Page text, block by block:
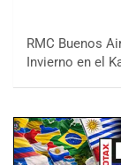
RMC Buenos
Invierno en el